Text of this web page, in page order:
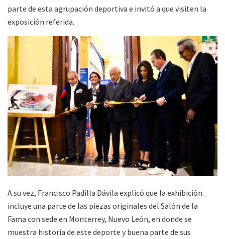
parte de esta agrupación deportiva e invitó a que visiten la
exposición referida.
A su vez, Francisco Padilla Dávila explicó que la exhibición
incluye una parte de las piezas originales del Salón de la
Fama con sede en Monterrey, Nuevo León, en donde se
muestra historia de este deporte y buena parte de sus